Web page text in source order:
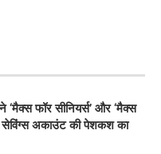
फॉर सीनियर्स’ और ‘मैक्स
सेविंग्स अकाउंट की पेशकश का